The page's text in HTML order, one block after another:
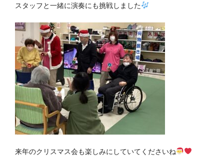
スタッフと一緒に演奏にも挑戦しました
来年のクリスマス会も楽しみにしていてくださいね